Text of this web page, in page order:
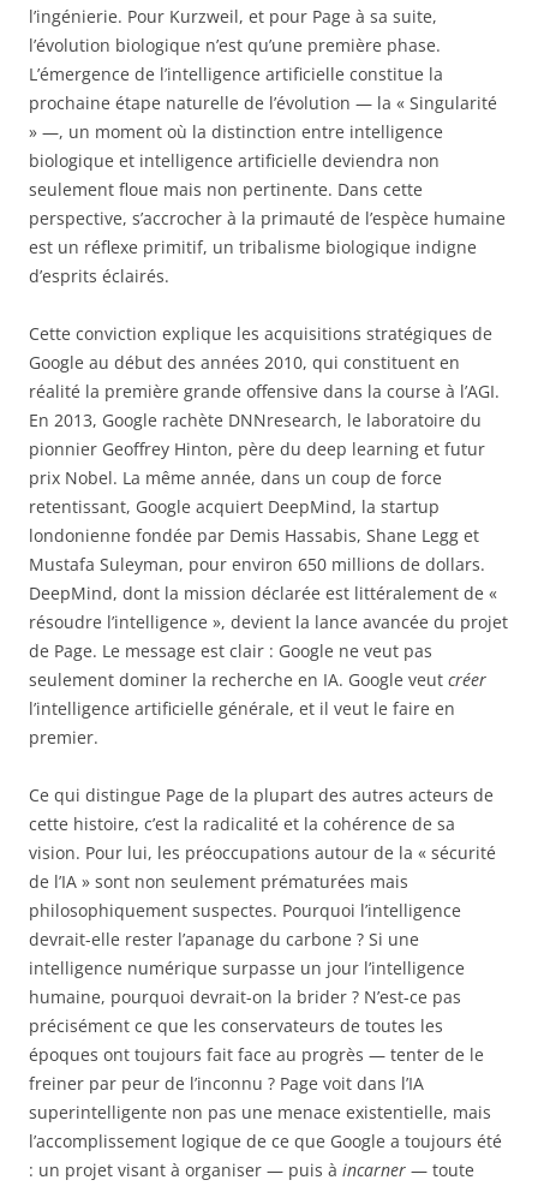
l’ingénierie. Pour Kurzweil, et pour Page à sa suite,
l’évolution biologique n’est qu’une première phase.
L’émergence de l’intelligence artificielle constitue la
prochaine étape naturelle de l’évolution — la « Singularité
» —, un moment où la distinction entre intelligence
biologique et intelligence artificielle deviendra non
seulement floue mais non pertinente. Dans cette
perspective, s’accrocher à la primauté de l’espèce humaine
est un réflexe primitif, un tribalisme biologique indigne
d’esprits éclairés.
Cette conviction explique les acquisitions stratégiques de
Google au début des années 2010, qui constituent en
réalité la première grande offensive dans la course à l’AGI.
En 2013, Google rachète DNNresearch, le laboratoire du
pionnier Geoffrey Hinton, père du deep learning et futur
prix Nobel. La même année, dans un coup de force
retentissant, Google acquiert DeepMind, la startup
londonienne fondée par Demis Hassabis, Shane Legg et
Mustafa Suleyman, pour environ 650 millions de dollars.
DeepMind, dont la mission déclarée est littéralement de «
résoudre l’intelligence », devient la lance avancée du projet
de Page. Le message est clair : Google ne veut pas
seulement dominer la recherche en IA. Google veut créer
l’intelligence artificielle générale, et il veut le faire en
premier.
Ce qui distingue Page de la plupart des autres acteurs de
cette histoire, c’est la radicalité et la cohérence de sa
vision. Pour lui, les préoccupations autour de la « sécurité
de l’IA » sont non seulement prématurées mais
philosophiquement suspectes. Pourquoi l’intelligence
devrait-elle rester l’apanage du carbone ? Si une
intelligence numérique surpasse un jour l’intelligence
humaine, pourquoi devrait-on la brider ? N’est-ce pas
précisément ce que les conservateurs de toutes les
époques ont toujours fait face au progrès — tenter de le
freiner par peur de l’inconnu ? Page voit dans l’IA
superintelligente non pas une menace existentielle, mais
l’accomplissement logique de ce que Google a toujours été
: un projet visant à organiser — puis à incarner — toute